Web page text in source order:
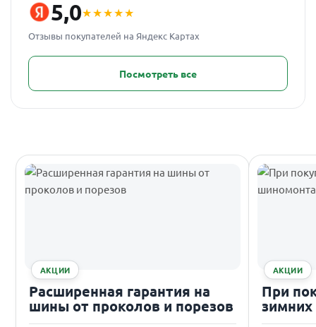
5,0★★★★★
Отзывы покупателей на Яндекс Картах
Посмотреть все
АКЦИИ
Расширенная гарантия на
шины от проколов и порезов
АКЦИИ
При